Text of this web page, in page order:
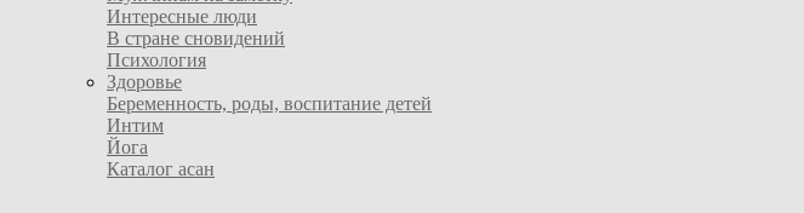
Интересные люди
В стране сновидений
Психология
Здоровье
Беременность, роды, воспитание детей
Интим
Йога
Каталог асан